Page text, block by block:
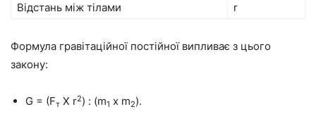
Відстань між тілами r
Формула гравітаційної постійної випливає з цього
закону:
G = (Fт Х r2) : (m1 х m2).